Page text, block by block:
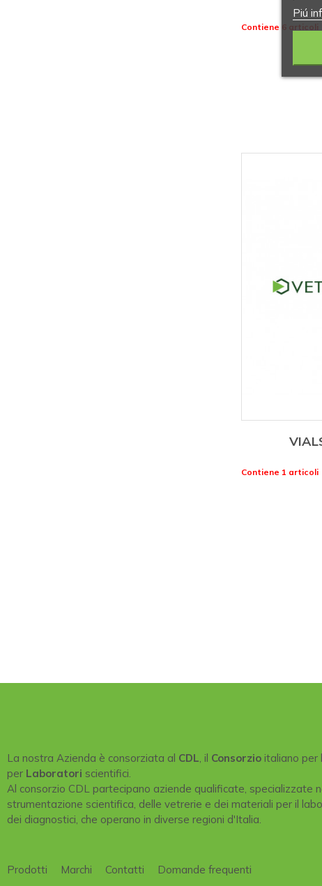
Contiene 6 articoli
Contiene 1 articoli
La nostra Azienda è consorziata al CDL, il Consorzio italiano per
per Laboratori scientifici.
Al consorzio CDL partecipano aziende qualificate, specializzate
strumentazione scientifica, delle vetrerie e dei materiali per il
dei diagnostici, che operano in diverse regioni d'Italia.
Prodotti Marchi Contatti Domande frequenti
Piú